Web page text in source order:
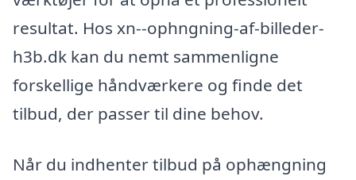
resultat. Hos xn--ophngning-af-billeder-
h3b.dk kan du nemt sammenligne
forskellige håndværkere og finde det
tilbud, der passer til dine behov.
Når du indhenter tilbud på ophængning